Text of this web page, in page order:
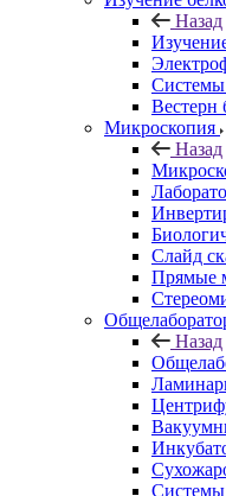
Назад
Системы
Вестерн
Микроскопия
Назад
Слайд
Прямые
Назад
Системы